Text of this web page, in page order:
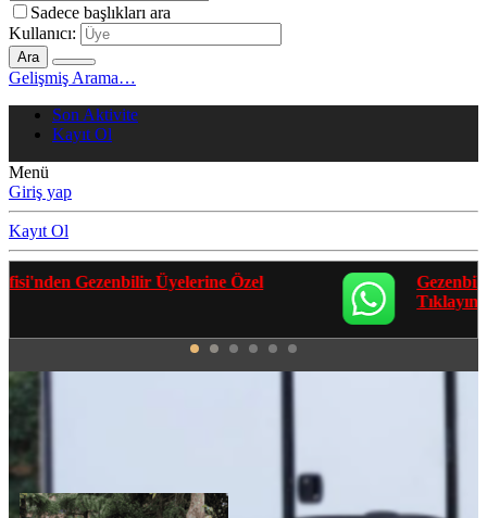
Sadece başlıkları ara
Kullanıcı:
Ara
Gelişmiş Arama…
Son Aktivite
Kayıt Ol
Menü
Giriş yap
Kayıt Ol
Gezenbilir Whatsapp Grupları'na Katılmak İçin
beefteck